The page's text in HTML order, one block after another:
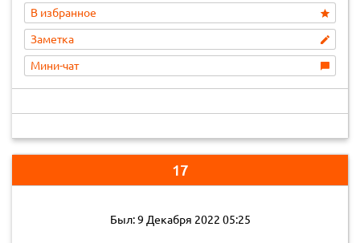
В избранное
Заметка
Мини-чат
17
Был: 9 Декабря 2022 05:25